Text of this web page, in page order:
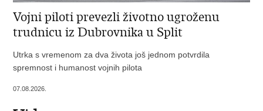
Vojni piloti prevezli životno ugroženu
trudnicu iz Dubrovnika u Split
Utrka s vremenom za dva života još jednom potvrdila
spremnost i humanost vojnih pilota
07.08.2026.